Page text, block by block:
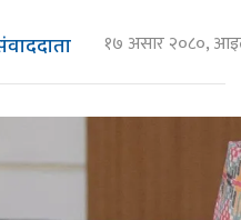
१७ असार २०८०,